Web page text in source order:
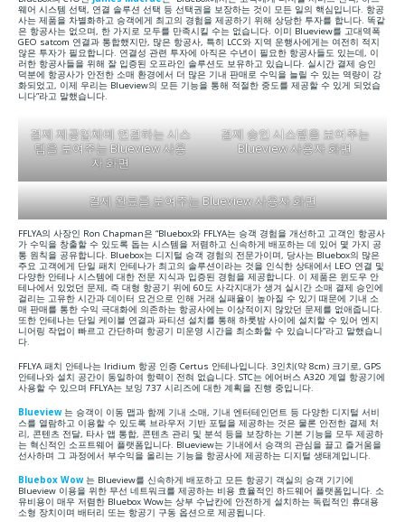
웨어 시스템 선택, 연결 솔루션 선택 등 선택권을 보장하는 것이 모든 일의 핵심입니다. 항공
사는 제품을 차별화하고 승객에게 최고의 경험을 제공하기 위해 상당한 투자를 합니다. 똑같
은 항공사는 없으며, 한 가지로 모두를 만족시킬 수는 없습니다. 이미 Blueview를 고대역폭
GEO satcom 연결과 통합했지만, 많은 항공사, 특히 LCC와 지역 운행사에게는 여전히 적지
않은 투자가 필요합니다. 연결성 관련 투자에 아직은 수년이 필요한 항공사들도 있는데, 이
러한 항공사들을 위해 잘 입증된 오프라인 솔루션도 보유하고 있습니다. 실시간 결제 승인
덕분에 항공사가 안전한 소매 환경에서 더 많은 기내 판매로 수익을 늘릴 수 있는 역량이 강
화되었고, 이제 우리는 Blueview의 모든 기능을 통해 적절한 중도를 제공할 수 있게 되었습
니다”라고 말했습니다.
결제 제공업체에 연결하는 시스
템을 보여주는 Blueview 사용
자 화면
결제 승인 시스템을 보여주는
Blueview 사용자 화면
결제 완료를 보여주는 Blueview 사용자 화면
FFLYA의 사장인 Ron Chapman은 “Bluebox와 FFLYA는 승객 경험을 개선하고 고객인 항공사
가 수익을 창출할 수 있도록 돕는 시스템을 저렴하고 신속하게 배포하는 데 있어 몇 가지 공
통 원칙을 공유합니다. Bluebox는 디지털 승객 경험의 전문가이며, 당사는 Bluebox의 많은
주요 고객에게 단일 패치 안테나가 최고의 솔루션이라는 것을 인식한 상태에서 LEO 연결 및
다양한 안테나 시스템에 대한 전문 지식과 입증된 경험을 제공합니다. 이 제품은 윈도우 안
테나에서 있었던 문제, 즉 대형 항공기 위에 60도 사각지대가 생겨 실시간 소매 결제 승인에
걸리는 고유한 시간과 데이터 요건으로 인해 거래 실패율이 높아질 수 있기 때문에 기내 소
매 판매를 통한 수익 극대화에 의존하는 항공사에는 이상적이지 않았던 문제를 없애줍니다.
또한 안테나는 단일 케이블 연결과 파티션 설치를 통해 하룻밤 사이에 설치할 수 있어 엔지
니어링 작업이 빠르고 간단하며 항공기 미운영 시간을 최소화할 수 있습니다”라고 말했습니
다.
FFLYA 패치 안테나는 Iridium 항공 인증 Certus 안테나입니다. 3인치(약 8cm) 크기로, GPS
안테나와 설치 공간이 동일하여 항력이 전혀 없습니다. STC는 에어버스 A320 계열 항공기에
사용할 수 있으며 FFLYA는 보잉 737 시리즈에 대한 계획을 진행 중입니다.
Blueview는 승객이 이동 맵과 함께 기내 소매, 기내 엔터테인먼트 등 다양한 디지털 서비
스를 열람하고 이용할 수 있도록 브라우저 기반 포털을 제공하는 것은 물론 안전한 결제 처
리, 콘텐츠 전달, 타사 앱 통합, 콘텐츠 관리 및 분석 등을 보장하는 기본 기능을 모두 제공하
는 혁신적인 소프트웨어 플랫폼입니다. Blueview는 기내에서 승객의 관심을 끌고 즐거움을
선사하며 그 과정에서 부수익을 올리는 기능을 항공사에 제공하는 디지털 생태계입니다.
Bluebox Wow는 Blueview를 신속하게 배포하고 모든 항공기 객실의 승객 기기에
Blueview 이용을 위한 무선 네트워크를 제공하는 비용 효율적인 하드웨어 플랫폼입니다. 소
유비용이 매우 저렴한 Bluebox Wow는 상부 수납칸에 안전하게 설치하는 독립적인 휴대용
소형 장치이며 배터리 또는 항공기 구동 옵션으로 제공됩니다.